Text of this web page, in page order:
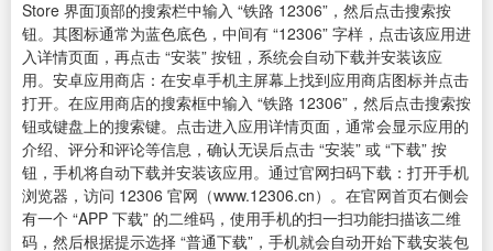
Store 界面顶部的搜索栏中输入 “铁路 12306”，然后点击搜索按
钮。其图标通常为蓝色底色，中间有 “12306” 字样，点击该应用进
入详情页面，再点击 “安装” 按钮，系统会自动下载并安装该应
用。安卓应用商店：在安卓手机主屏幕上找到应用商店图标并点击
打开。在应用商店的搜索框中输入 “铁路 12306”，然后点击搜索按
钮或键盘上的搜索键。点击进入应用详情页面，通常会显示应用的
介绍、评分和评论等信息，确认无误后点击 “安装” 或 “下载” 按
钮，手机将自动下载并安装该应用。通过官网扫码下载：打开手机
浏览器，访问 12306 官网（www.12306.cn）。在官网首页右侧会
有一个 “APP 下载” 的二维码，使用手机的扫一扫功能扫描该二维
码，然后根据提示选择 “普通下载”，手机就会自动开始下载安装包